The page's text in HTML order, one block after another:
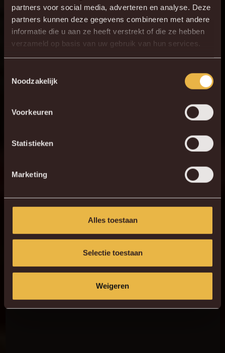
partners voor social media, adverteren en analyse. Deze
partners kunnen deze gegevens combineren met andere
informatie die u aan ze heeft verstrekt of die ze hebben
verzameld op basis van uw gebruik van hun services.
Noodzakelijk
Voorkeuren
Statistieken
Marketing
Alles toestaan
Selectie toestaan
Weigeren